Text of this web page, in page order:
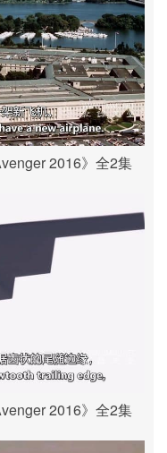
2016》全2集
2016》全2集